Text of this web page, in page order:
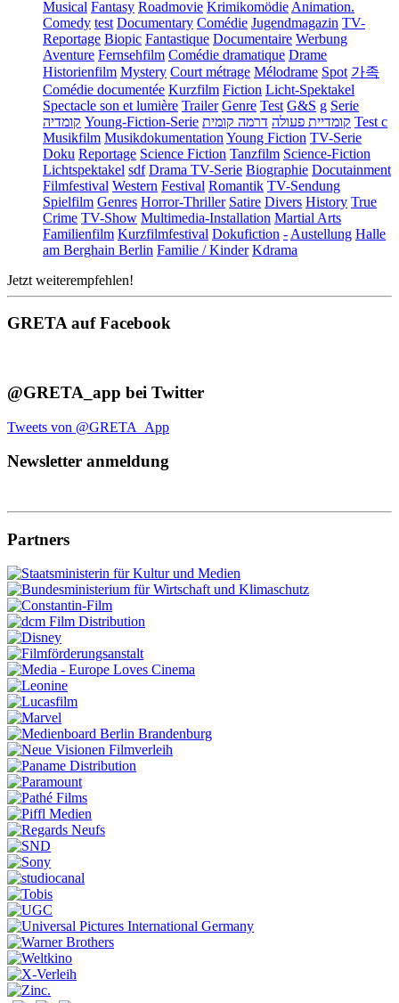
Musical Fantasy Roadmovie Krimikomödie Animation.
Comedy test Documentary Comédie Jugendmagazin TV-
Reportage Biopic Fantastique Documentaire Werbung
Aventure Fernsehfilm Comédie dramatique Drame
Historienfilm Mystery Court métrage Mélodrame Spot 가족
Comédie documentée Kurzfilm Fiction Licht-Spektakel
Spectacle son et lumière Trailer Genre Test G&S g Serie
קומדיה Young-Fiction-Serie קומדיית פעולה דרמה קומית
Test c
Musikfilm Musikdokumentation Young Fiction TV-Serie
Doku Reportage Science Fiction Tanzfilm Science-Fiction
Lichtspektakel sdf Drama TV-Serie Biographie Docutainment
Filmfestival Western Festival Romantik TV-Sendung
Spielfilm Genres Horror-Thriller Satire Divers History True
Crime TV-Show Multimedia-Installation Martial Arts
Familienfilm Kurzfilmfestival Dokufiction - Austellung Halle
am Berghain Berlin Familie / Kinder Kdrama
Jetzt weiterempfehlen!
GRETA auf Facebook
@GRETA_app bei Twitter
Tweets von @GRETA_App
Newsletter anmeldung
Partners